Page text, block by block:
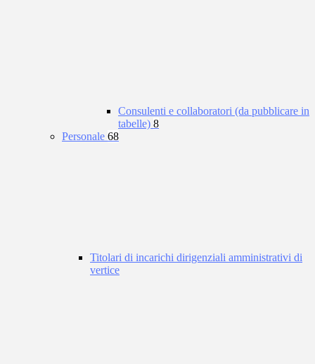
Consulenti e collaboratori (da pubblicare in
tabelle) 8
Personale 68
Titolari di incarichi dirigenziali amministrativi di
vertice